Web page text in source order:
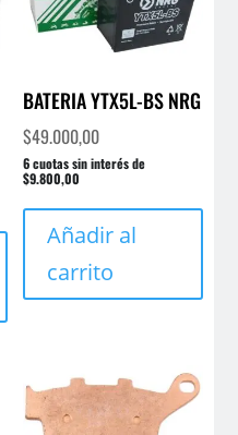
BATERIA YTX5L-BS NRG
$49.000,00
6 cuotas sin interés de
$9.800,00
Añadir al
carrito